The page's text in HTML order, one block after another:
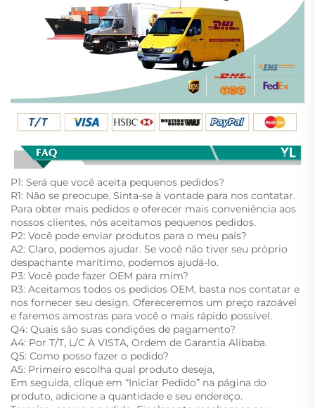
P1: Será que você aceita pequenos pedidos?
R1: Não se preocupe. Sinta-se à vontade para nos contatar.
Para obter mais pedidos e oferecer mais conveniência aos
nossos clientes, nós aceitamos pequenos pedidos.
P2: Você pode enviar produtos para o meu país?
A2: Claro, podemos ajudar. Se você não tiver seu próprio
despachante marítimo, podemos ajudá-lo.
P3: Você pode fazer OEM para mim?
R3: Aceitamos todos os pedidos OEM, basta nos contatar e
nos fornecer seu design. Ofereceremos um preço razoável
e faremos amostras para você o mais rápido possível.
Q4: Quais são suas condições de pagamento?
A4: Por T/T, L/C À VISTA, Ordem de Garantia Alibaba.
Q5: Como posso fazer o pedido?
A5: Primeiro escolha qual produto deseja,
Em seguida, clique em “Iniciar Pedido” na página do
produto, adicione a quantidade e seu endereço.